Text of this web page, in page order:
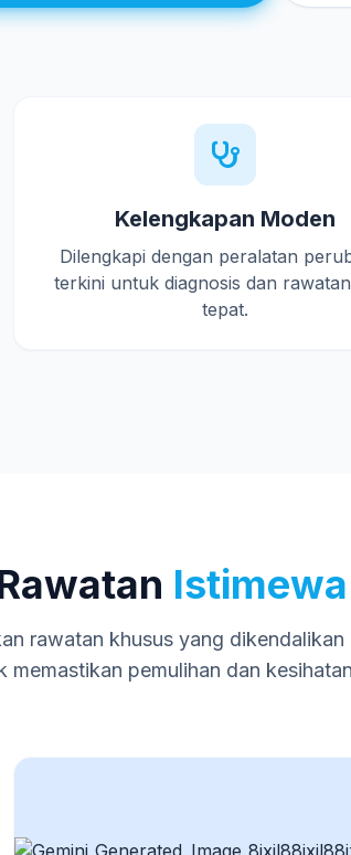
Kelengkapan Moden
Dilengkapi dengan peralatan
terkini untuk diagnosis dan
tepat.
Istimewa
rawatan khusus yang
memastikan pemulihan dan